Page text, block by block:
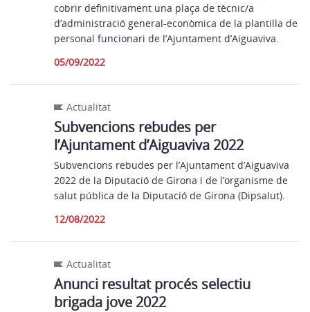
cobrir definitivament una plaça de tècnic/a
d’administració general-econòmica de la plantilla de
personal funcionari de l’Ajuntament d’Aiguaviva.
05/09/2022
Actualitat
Subvencions rebudes per
l’Ajuntament d’Aiguaviva 2022
Subvencions rebudes per l’Ajuntament d’Aiguaviva
2022 de la Diputació de Girona i de l’organisme de
salut pública de la Diputació de Girona (Dipsalut).
12/08/2022
Actualitat
Anunci resultat procés selectiu
brigada jove 2022